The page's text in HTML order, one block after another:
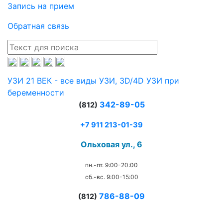
Запись на прием
Обратная связь
УЗИ 21 ВЕК - все виды УЗИ, 3D/4D УЗИ при
беременности
(812) 342-89-05
+7 911 213-01-39
Ольховая ул., 6
пн.-пт. 9:00-20:00
сб.-вс. 9:00-15:00
(812) 786-88-09